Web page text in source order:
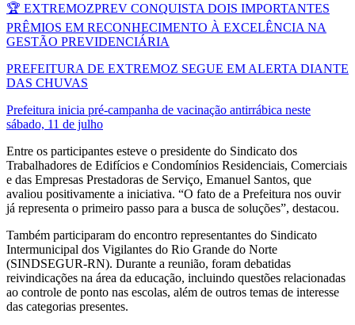
🏆 EXTREMOZPREV CONQUISTA DOIS IMPORTANTES
PRÊMIOS EM RECONHECIMENTO À EXCELÊNCIA NA
GESTÃO PREVIDENCIÁRIA
PREFEITURA DE EXTREMOZ SEGUE EM ALERTA DIANTE
DAS CHUVAS
Prefeitura inicia pré-campanha de vacinação antirrábica neste
sábado, 11 de julho
Entre os participantes esteve o presidente do Sindicato dos
Trabalhadores de Edifícios e Condomínios Residenciais, Comerciais
e das Empresas Prestadoras de Serviço, Emanuel Santos, que
avaliou positivamente a iniciativa. “O fato de a Prefeitura nos ouvir
já representa o primeiro passo para a busca de soluções”, destacou.
Também participaram do encontro representantes do Sindicato
Intermunicipal dos Vigilantes do Rio Grande do Norte
(SINDSEGUR-RN). Durante a reunião, foram debatidas
reivindicações na área da educação, incluindo questões relacionadas
ao controle de ponto nas escolas, além de outros temas de interesse
das categorias presentes.